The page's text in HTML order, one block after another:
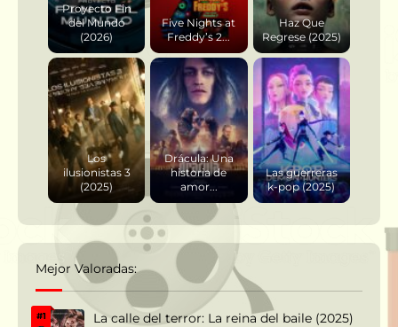
Proyecto Fin
del Mundo
(2026)
Five Nights at
Freddy’s 2...
Haz Que
Regrese (2025)
Los
ilusionistas 3
(2025)
Drácula: Una
historia de
amor...
Las guerreras
k-pop (2025)
Mejor Valoradas:
#1 La calle del terror: La reina del baile (2025)